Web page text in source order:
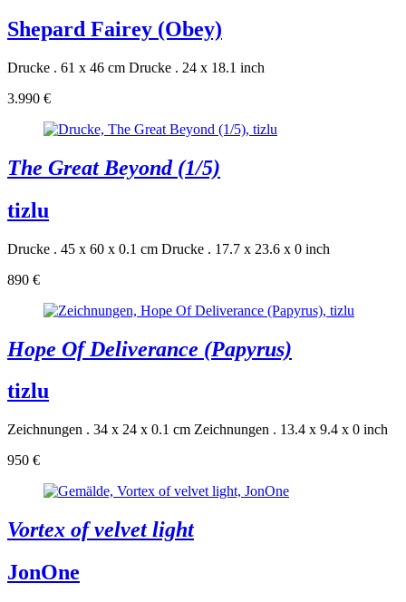
Shepard Fairey (Obey)
Drucke . 61 x 46 cm Drucke . 24 x 18.1 inch
3.990 €
The Great Beyond (1/5)
tizlu
Drucke . 45 x 60 x 0.1 cm Drucke . 17.7 x 23.6 x 0 inch
890 €
Hope Of Deliverance (Papyrus)
tizlu
Zeichnungen . 34 x 24 x 0.1 cm Zeichnungen . 13.4 x 9.4 x 0 inch
950 €
Vortex of velvet light
JonOne